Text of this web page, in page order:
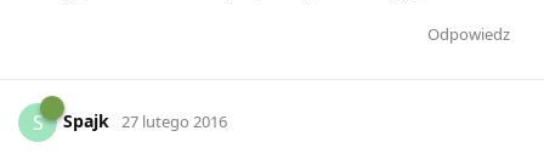
Odpowiedz
S Spajk 27 lutego 2016